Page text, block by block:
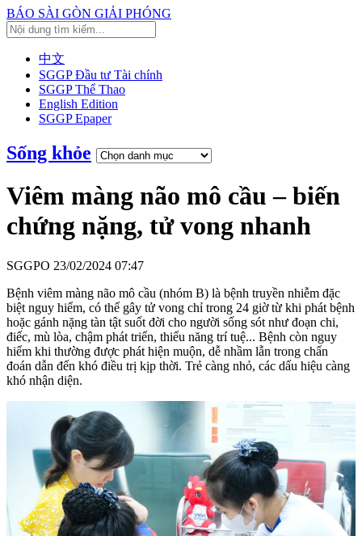
BÁO SÀI GÒN GIẢI PHÓNG
中文
SGGP Đầu tư Tài chính
SGGP Thể Thao
English Edition
SGGP Epaper
Sống khỏe
Viêm màng não mô cầu – biến
chứng nặng, tử vong nhanh
SGGPO 23/02/2024 07:47
Bệnh viêm màng não mô cầu (nhóm B) là bệnh truyền nhiễm đặc
biệt nguy hiểm, có thể gây tử vong chỉ trong 24 giờ từ khi phát bệnh
hoặc gánh nặng tàn tật suốt đời cho người sống sót như đoạn chi,
điếc, mù lòa, chậm phát triển, thiểu năng trí tuệ... Bệnh còn nguy
hiểm khi thường được phát hiện muộn, dễ nhầm lẫn trong chẩn
đoán dẫn đến khó điều trị kịp thời. Trẻ càng nhỏ, các dấu hiệu càng
khó nhận diện.